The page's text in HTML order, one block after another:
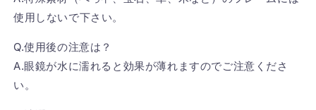
使用しないで下さい。
Q.使用後の注意は？
A.眼鏡が水に濡れると効果が薄れますのでご注意くださ
い。